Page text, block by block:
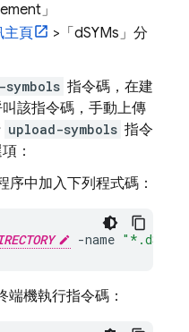
」
主頁 >「dSYMs」 分
指令碼，在建
該指令碼，手動上傳
upload-symbols 指令
：
序中加入下列程式碼：
-name "*.dSYM"
端機執行指令碼：